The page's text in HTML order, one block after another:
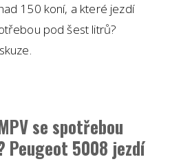
150 koní, a které jezdí
pod šest litrů?
se spotřebou
Peugeot 5008 jezdí